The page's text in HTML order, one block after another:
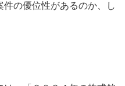
の優位性があるのか、し